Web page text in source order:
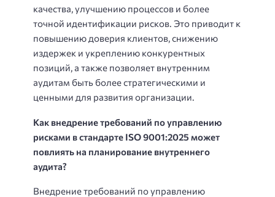
качества, улучшению процессов и более
точной идентификации рисков. Это приводит к
повышению доверия клиентов, снижению
издержек и укреплению конкурентных
позиций, а также позволяет внутренним
аудитам быть более стратегическими и
ценными для развития организации.
Как внедрение требований по управлению
рисками в стандарте ISO 9001:2025 может
повлиять на планирование внутреннего
аудита?
Внедрение требований по управлению